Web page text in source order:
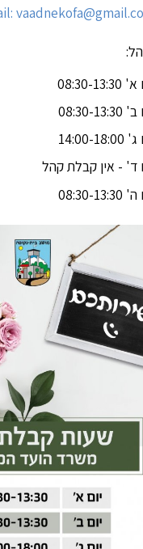
13:30
13:30
18:00
ד' - אין קבלת קהל
13:30